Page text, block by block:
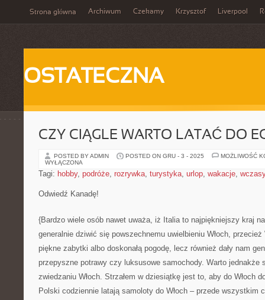
Strona główna Archiwum Czekamy Krzysztof Liverpool
OSTATECZNA
CZY CIĄGLE WARTO LATAĆ DO
POSTED BY ADMIN POSTED ON GRU - 3 - 2025
MOŻLIWOŚĆ
WYŁĄCZONA
Tagi: hobby, podróże, rozrywka, turystyka, urlop, wakacje,
Odwiedź Kanadę!
{Bardzo wiele osób nawet uważa, iż Italia to najpiękniejszy kraj
generalnie dziwić się powszechnemu uwielbieniu Włoch, przecież
piękne zabytki albo doskonałą pogodę, lecz również dały nam
przepyszne potrawy czy luksusowe samochody. Warto jednakże
zwiedzaniu Włoch. Strzałem w dziesiątkę jest to, aby do Włoch
Polski codziennie latają samoloty do Włoch – przede wszystkim